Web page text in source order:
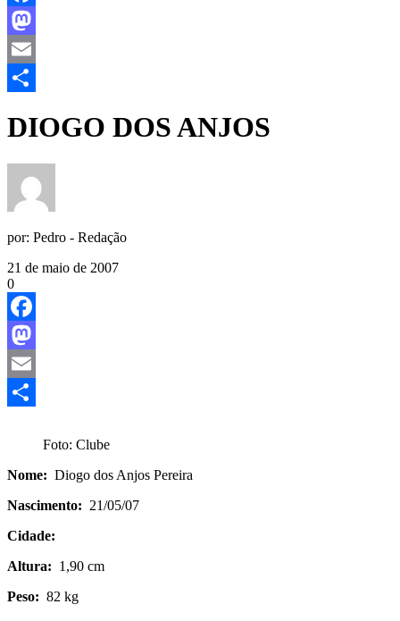
Facebook
Mastodon
Email
DIOGO DOS ANJOS
por: Pedro - Redação
21 de maio de 2007
0
Facebook
Mastodon
Email
Foto: Clube
Nome: Diogo dos Anjos Pereira
Nascimento: 21/05/07
Cidade:
Altura: 1,90 cm
Peso: 82 kg